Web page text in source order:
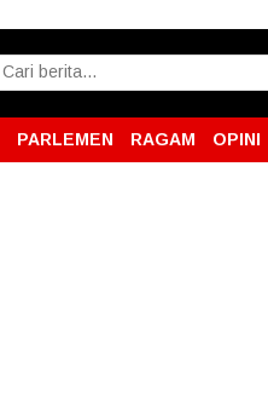
PARLEMEN RAGAM OPINI